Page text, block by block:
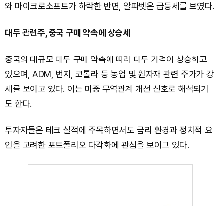
와 마이크로소프트가 하락한 반면, 알파벳은 급등세를 보였다.
대두 관련주, 중국 구매 약속에 상승세
중국의 대규모 대두 구매 약속에 따라 대두 가격이 상승하고
있으며, ADM, 번지, 코톨라 등 농업 및 원자재 관련 주가가 강
세를 보이고 있다. 이는 미중 무역관계 개선 신호로 해석되기
도 한다.
투자자들은 테크 실적에 주목하면서도 금리 환경과 정치적 요
인을 고려한 포트폴리오 다각화에 관심을 보이고 있다.